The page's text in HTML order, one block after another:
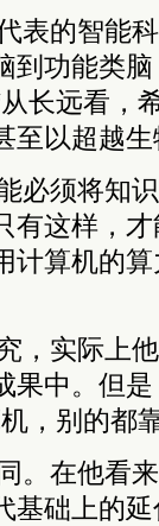
表的智能
到功能类
长远看，
至以超越
必须将知
有这样，
计算机的
，实际上
果中。但
，别的都
。在他看
基础上的